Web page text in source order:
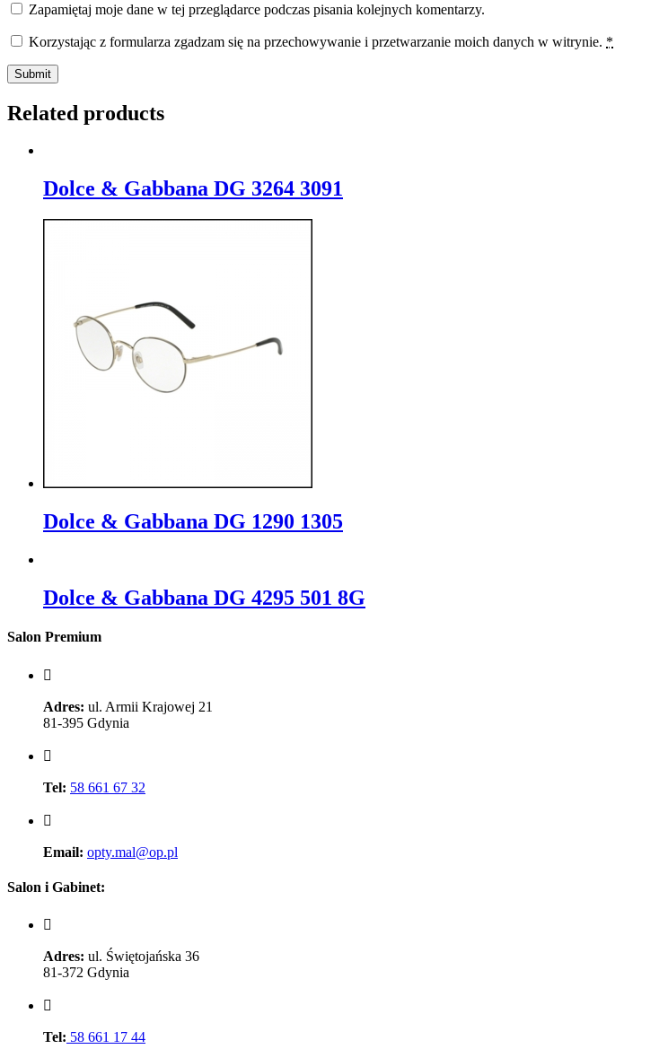
Zapamiętaj moje dane w tej przeglądarce podczas pisania kolejnych komentarzy.
Korzystając z formularza zgadzam się na przechowywanie i przetwarzanie moich danych w witrynie. *
Related products
Dolce & Gabbana DG 3264 3091
Dolce & Gabbana DG 1290 1305
Dolce & Gabbana DG 4295 501 8G
Salon Premium
Adres: ul. Armii Krajowej 21
81-395 Gdynia
Tel: 58 661 67 32
Email: opty.mal@op.pl
Salon i Gabinet:
Adres: ul. Świętojańska 36
81-372 Gdynia
Tel: 58 661 17 44